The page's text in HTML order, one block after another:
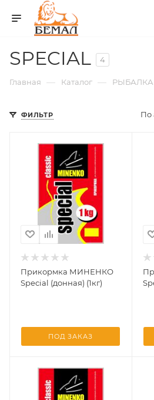
SPECIAL 4
Главная — Каталог — РЫБАЛКА
ФИЛЬТР По
Прикормка МИНЕНКО
Special (донная) (1кг)
ПОД ЗАКАЗ